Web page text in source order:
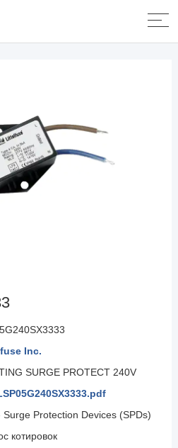
TVS - волновая защита
Inc.
SURGE PROTECT 240V
Surge Protection Devices (SPDs)
котировок